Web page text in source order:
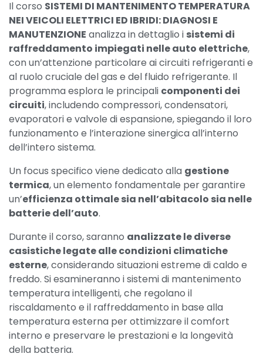
Il corso SISTEMI DI MANTENIMENTO TEMPERATURA
NEI VEICOLI ELETTRICI ED IBRIDI: DIAGNOSI E
MANUTENZIONE analizza in dettaglio i sistemi di
raffreddamento impiegati nelle auto elettriche,
con un’attenzione particolare ai circuiti refrigeranti e
al ruolo cruciale del gas e del fluido refrigerante. Il
programma esplora le principali componenti dei
circuiti, includendo compressori, condensatori,
evaporatori e valvole di espansione, spiegando il loro
funzionamento e l’interazione sinergica all’interno
dell’intero sistema.
Un focus specifico viene dedicato alla gestione
termica, un elemento fondamentale per garantire
un’efficienza ottimale sia nell’abitacolo sia nelle
batterie dell’auto.
Durante il corso, saranno analizzate le diverse
casistiche legate alle condizioni climatiche
esterne, considerando situazioni estreme di caldo e
freddo. Si esamineranno i sistemi di mantenimento
temperatura intelligenti, che regolano il
riscaldamento e il raffreddamento in base alla
temperatura esterna per ottimizzare il comfort
interno e preservare le prestazioni e la longevità
della batteria.